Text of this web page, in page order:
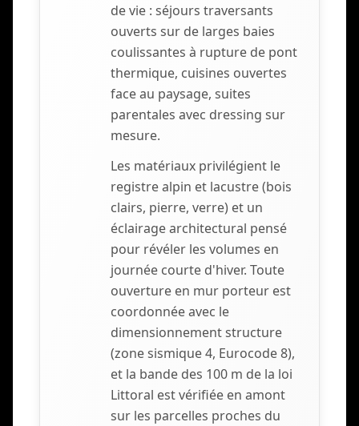
de vie : séjours traversants
ouverts sur de larges baies
coulissantes à rupture de pont
thermique, cuisines ouvertes
face au paysage, suites
parentales avec dressing sur
mesure.
Les matériaux privilégient le
registre alpin et lacustre (bois
clairs, pierre, verre) et un
éclairage architectural pensé
pour révéler les volumes en
journée courte d'hiver. Toute
ouverture en mur porteur est
coordonnée avec le
dimensionnement structure
(zone sismique 4, Eurocode 8),
et la bande des 100 m de la loi
Littoral est vérifiée en amont
sur les parcelles proches du